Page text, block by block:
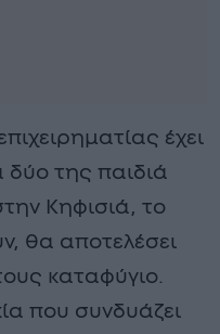
έχει
δύο της παιδιά
Κηφισιά, το
θα αποτελέσει
καταφύγιο.
που συνδυάζει